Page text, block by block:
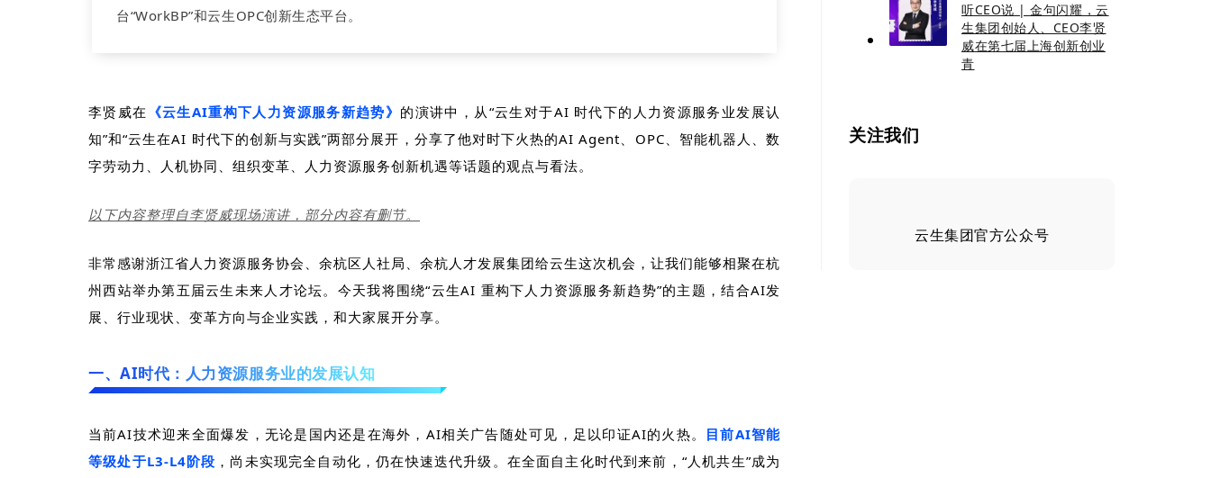
台“WorkBP”和云生OPC创新生态平台。
李贤威在 《云生AI重构下人力资源服务新趋势》 的演讲中，从“云生对于AI 时代下的人力资源服务业发展认
知”和“云生在AI 时代下的创新与实践”两部分展开，分享了他对时下火热的AI Agent、 OPC、智能机器人、数
字劳动力、人机协同、组织变革、人力资源服务创新机遇等话题的观点与看法。
以下内容整理自李贤威现场演讲，部分内容有删节。
非常感谢浙江省人力资源服务协会 、余杭区人社局、 余杭人才发展集团给云生这次机会，让我们能够相聚在杭
州西站举办第五届云生未来人才论坛。 今天我将围绕“云生AI 重构下人力资源服务新趋势”的主题 ，结合AI发
展、行业现状、变革方向与企业实践，和大家展开分享。
一、AI时代：人力资源服务业的发展认知
当前AI技术迎来全面爆发，无论是国内还是在海外， AI相关广告随处可见，足以印证AI的火热。 目前AI智能
等级处于L3-L4阶段 ， 尚未实现完全自动化，仍在快速迭代升级。在全面自主化时代到来前，“人机共生”成为
听CEO说 | 金句闪耀，云
生集团创始人、CEO李贤
威在第七届上海创新创业
青
关注我们
云生集团官方公众号